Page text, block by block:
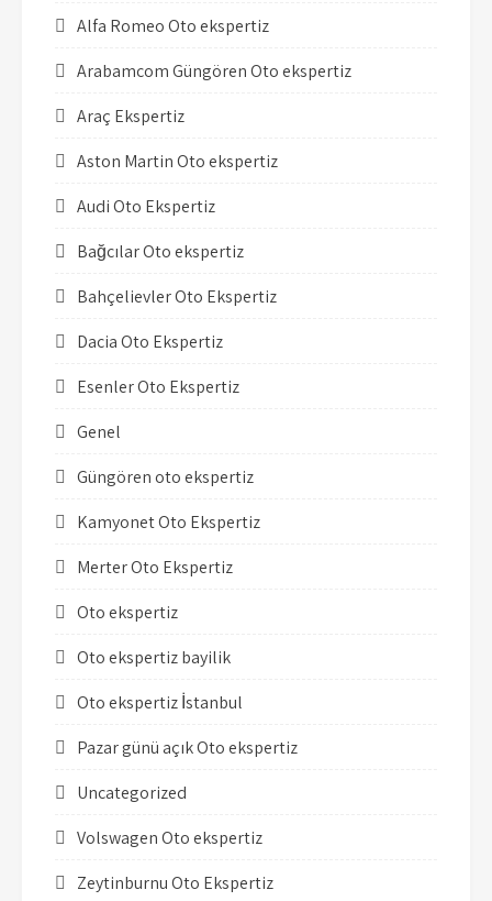
Alfa Romeo Oto ekspertiz
Arabamcom Güngören Oto ekspertiz
Araç Ekspertiz
Aston Martin Oto ekspertiz
Audi Oto Ekspertiz
Bağcılar Oto ekspertiz
Bahçelievler Oto Ekspertiz
Dacia Oto Ekspertiz
Esenler Oto Ekspertiz
Genel
Güngören oto ekspertiz
Kamyonet Oto Ekspertiz
Merter Oto Ekspertiz
Oto ekspertiz
Oto ekspertiz bayilik
Oto ekspertiz İstanbul
Pazar günü açık Oto ekspertiz
Uncategorized
Volswagen Oto ekspertiz
Zeytinburnu Oto Ekspertiz